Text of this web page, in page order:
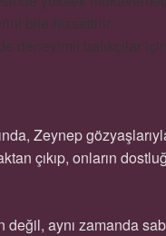
bile hissettirir.
deneyimli balıkçılar
Zeynep
çıkıp, onların
aynı zamanda